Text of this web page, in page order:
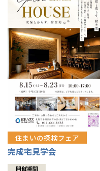
住まいの探検フェア
完成宅見学会
開催期間